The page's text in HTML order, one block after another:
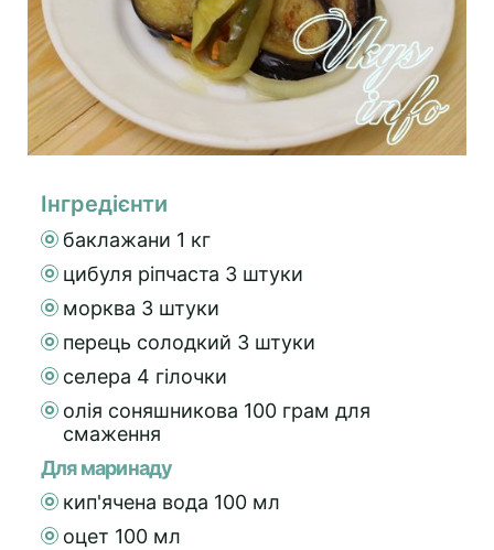
Інгредієнти
баклажани 1 кг
цибуля ріпчаста 3 штуки
морква 3 штуки
перець солодкий 3 штуки
селера 4 гілочки
олія соняшникова 100 грам для
смаження
Для маринаду
кип'ячена вода 100 мл
оцет 100 мл